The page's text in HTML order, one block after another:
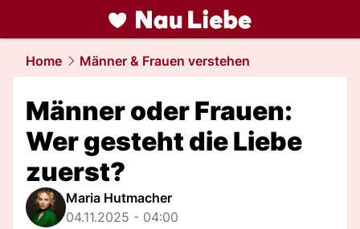
liebe.NAU.ch
Home Männer & Frauen verstehen
Männer oder Frauen:
Wer gesteht die Liebe
zuerst?
Maria Hutmacher
04.11.2025 - 04:00